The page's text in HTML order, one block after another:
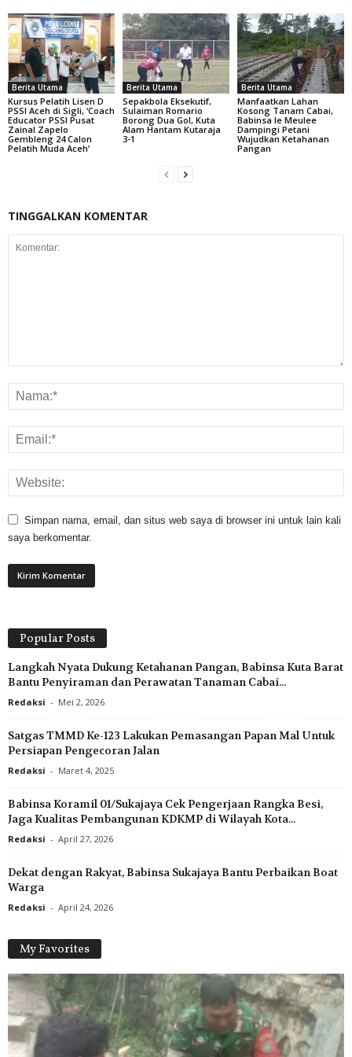
Berita Utama
Kursus Pelatih Lisen D
PSSI Aceh di Sigli, ‘Coach
Educator PSSI Pusat
Zainal Zapelo
Gembleng 24 Calon
Pelatih Muda Aceh’
Berita Utama
Sepakbola Eksekutif,
Sulaiman Romario
Borong Dua Gol, Kuta
Alam Hantam Kutaraja
3-1
Berita Utama
Manfaatkan Lahan
Kosong Tanam Cabai,
Babinsa Ie Meulee
Dampingi Petani
Wujudkan Ketahanan
Pangan
TINGGALKAN KOMENTAR
Simpan nama, email, dan situs web saya di browser ini untuk lain kali
saya berkomentar.
Popular Posts
Langkah Nyata Dukung Ketahanan Pangan, Babinsa Kuta Barat
Bantu Penyiraman dan Perawatan Tanaman Cabai...
Redaksi - Mei 2, 2026
Satgas TMMD Ke-123 Lakukan Pemasangan Papan Mal Untuk
Persiapan Pengecoran Jalan
Redaksi - Maret 4, 2025
Babinsa Koramil 01/Sukajaya Cek Pengerjaan Rangka Besi,
Jaga Kualitas Pembangunan KDKMP di Wilayah Kota...
Redaksi - April 27, 2026
Dekat dengan Rakyat, Babinsa Sukajaya Bantu Perbaikan Boat
Warga
Redaksi - April 24, 2026
My Favorites